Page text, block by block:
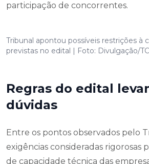
participação de concorrentes.
Tribunal apontou possíveis restrições à
previstas no edital | Foto: Divulgação/
Regras do edital
dúvidas
Entre os pontos observados pelo
exigências consideradas rigorosas
de capacidade técnica das